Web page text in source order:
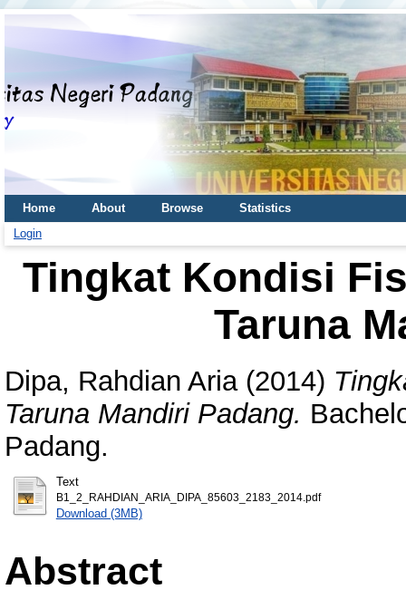
Home About Browse
Statistics
Login
Tingkat Kondisi
Taruna
Dipa, Rahdian Aria(2014)
Taruna Mandiri Padang.
Padang.
Text
B1_2_RAHDIAN_ARIA_DIPA_85603_2183_2014.pdf
Download (3MB)
Abstract